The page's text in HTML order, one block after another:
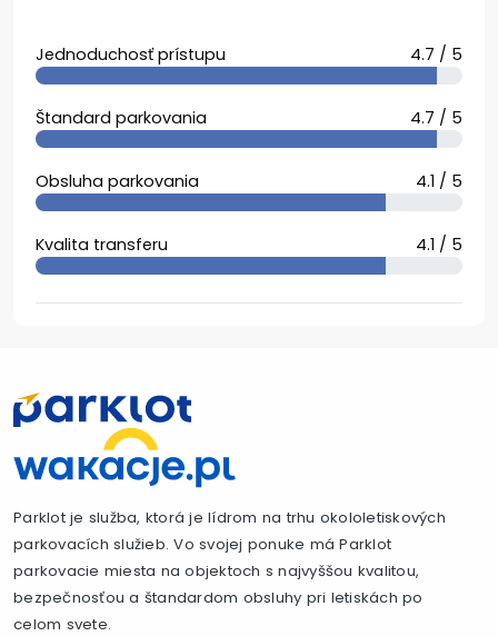
Jednoduchosť prístupu 4.7 / 5
Štandard parkovania 4.7 / 5
Obsluha parkovania 4.1 / 5
Kvalita transferu 4.1 / 5
Parklot je služba, ktorá je lídrom na trhu okololetiskových
parkovacích služieb. Vo svojej ponuke má Parklot
parkovacie miesta na objektoch s najvyššou kvalitou,
bezpečnosťou a štandardom obsluhy pri letiskách po
celom svete.